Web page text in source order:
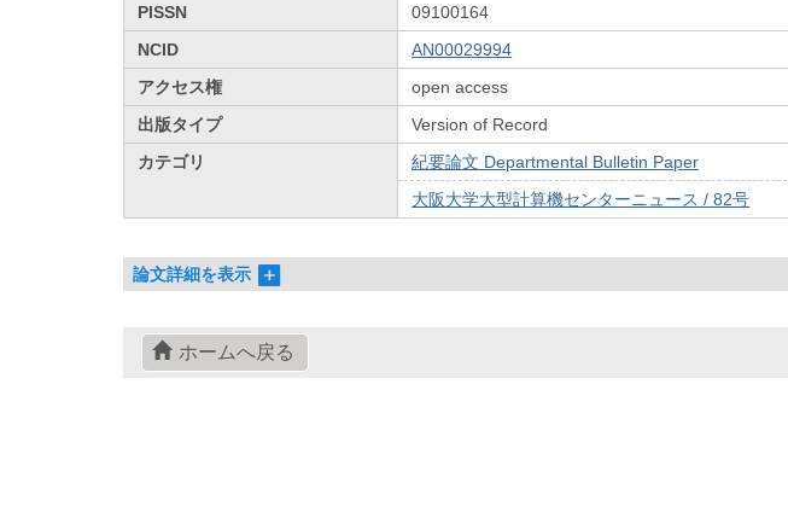
PISSN
09100164
NCID
AN00029994
アクセス権
open access
出版タイプ
Version of Record
カテゴリ
紀要論文 Departmental Bulletin Paper
大阪大学大型計算機センターニュース / 82号
論文詳細を表示
ホームへ戻る